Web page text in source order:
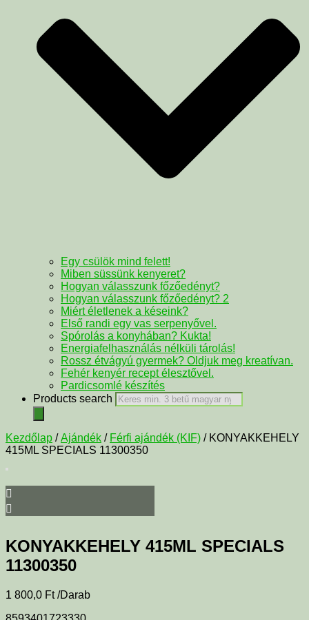
Egy csülök mind felett!
Miben süssünk kenyeret?
Hogyan válasszunk főzőedényt?
Hogyan válasszunk főzőedényt? 2
Miért életlenek a késeink?
Első randi egy vas serpenyővel.
Spórolás a konyhában? Kukta!
Energiafelhasználás nélküli tárolás!
Rossz étvágyú gyermek? Oldjuk meg kreatívan.
Fehér kenyér recept élesztővel.
Pardicsomlé készítés
Products search
Kezdőlap /Ajándék / Férfi ajándék (KIF) / KONYAKKEHELY
415ML SPECIALS 11300350
KONYAKKEHELY 415ML SPECIALS
11300350
1 800,0 Ft /Darab